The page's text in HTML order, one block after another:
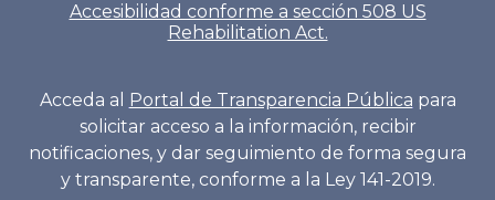
Accesibilidad conforme a sección 508 US
Rehabilitation Act.
Acceda al Portal de Transparencia Pública para
solicitar acceso a la información, recibir
notificaciones, y dar seguimiento de forma segura
y transparente, conforme a la Ley 141-2019.